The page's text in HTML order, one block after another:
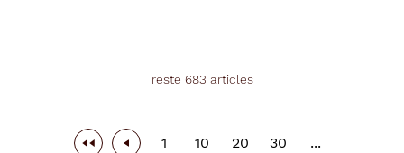
reste 683 articles
1 10 20 30
...